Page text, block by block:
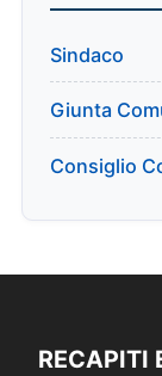
Sindaco
Giunta
Consiglio
RECAPITI